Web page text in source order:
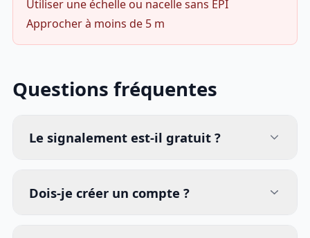
Utiliser une échelle ou nacelle sans EPI
Approcher à moins de 5 m
Questions fréquentes
Le signalement est-il gratuit ?
Dois-je créer un compte ?